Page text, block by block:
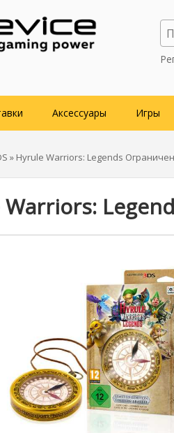
Аксессуары Игры
» Hyrule Warriors: Legends
Warriors: